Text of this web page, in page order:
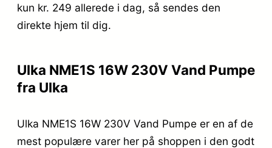
kun kr. 249 allerede i dag, så sendes den
direkte hjem til dig.
Ulka NME1S 16W 230V Vand Pumpe
fra Ulka
Ulka NME1S 16W 230V Vand Pumpe er en af de
mest populære varer her på shoppen i den godt